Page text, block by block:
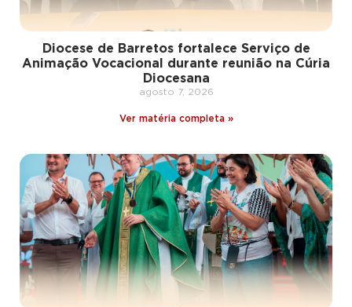
Diocese de Barretos fortalece Serviço de
Animação Vocacional durante reunião na Cúria
Diocesana
agosto 7, 2026
Ver matéria completa »